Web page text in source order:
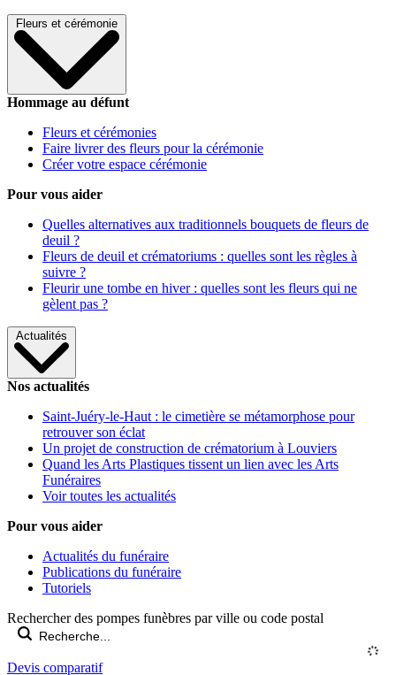
Fleurs et cérémonie
Hommage au défunt
Fleurs et cérémonies
Faire livrer des fleurs pour la cérémonie
Créer votre espace cérémonie
Pour vous aider
Quelles alternatives aux traditionnels bouquets de fleurs de
deuil ?
Fleurs de deuil et crématoriums : quelles sont les règles à
suivre ?
Fleurir une tombe en hiver : quelles sont les fleurs qui ne
gèlent pas ?
Actualités
Nos actualités
Saint-Juéry-le-Haut : le cimetière se métamorphose pour
retrouver son éclat
Un projet de construction de crématorium à Louviers
Quand les Arts Plastiques tissent un lien avec les Arts
Funéraires
Voir toutes les actualités
Pour vous aider
Actualités du funéraire
Publications du funéraire
Tutoriels
Rechercher des pompes funèbres par ville ou code postal
Devis comparatif